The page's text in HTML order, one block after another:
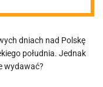
dniach nad Polskę
południa. Jednak
wydawać?